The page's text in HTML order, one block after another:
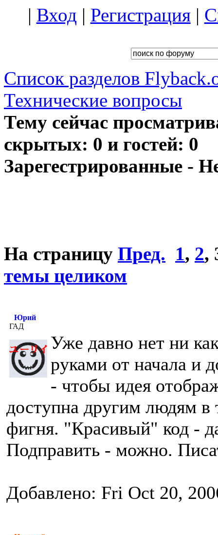
| Вход | Регистрация|
Список разделов
Технические вопросы
Тему сейчас
скрытых: 0 и гостей: 0
Зарегестрированные -
На страницу Пред. 1, 2,
темы целиком
Юрий
ГАД
Уже давно нет ни
руками от начала и
- чтобы идея
доступна другим людям в
фигня. "Красивый" код -
Подправить - можно.
Добавлено: Fri Oct 20,